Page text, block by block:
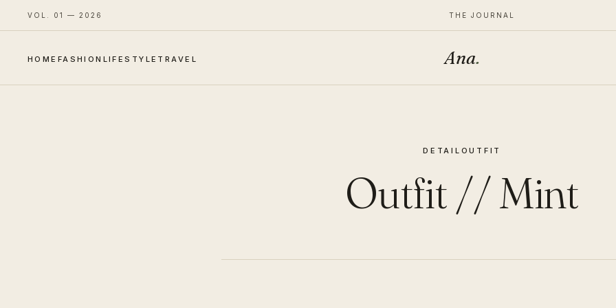
VOL. 01 — 2026 THE JOURNAL
HOME FASHION LIFESTYLE TRAVEL Ana.
DETAIL OUTFIT
Outfit // Mint